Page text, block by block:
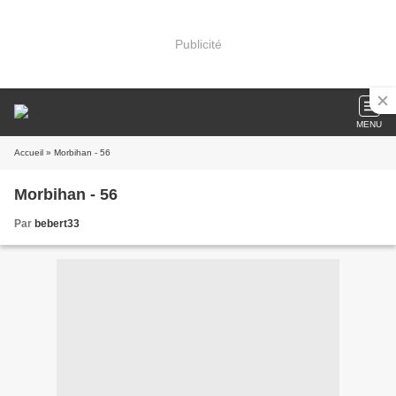
Publicité
MENU
Accueil » Morbihan - 56
Morbihan - 56
Par bebert33